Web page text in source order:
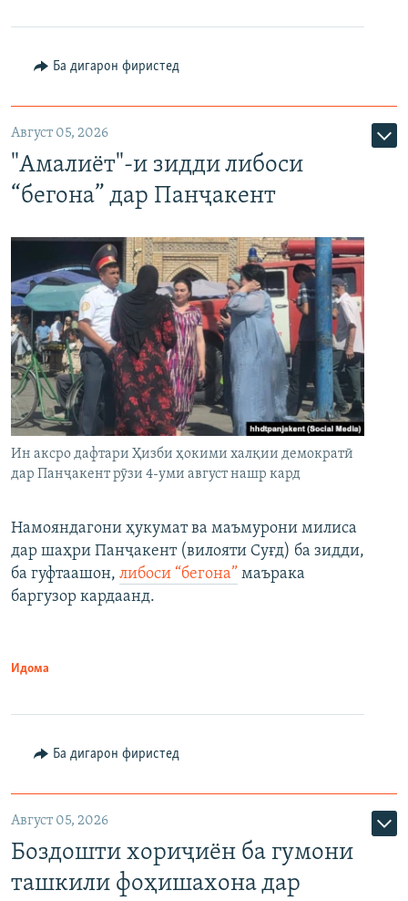
Ба дигарон фиристед
Август 05, 2026
"Амалиёт"-и зидди либоси
“бегона” дар Панҷакент
Ин аксро дафтари Ҳизби ҳокими халқии демократӣ
дар Панҷакент рӯзи 4-уми август нашр кард
Намояндагони ҳукумат ва маъмурони милиса
дар шаҳри Панҷакент (вилояти Суғд) ба зидди,
ба гуфтаашон, либоси “бегона” маърака
баргузор кардаанд.
Идома
Ба дигарон фиристед
Август 05, 2026
Боздошти хориҷиён ба гумони
ташкили фоҳишахона дар